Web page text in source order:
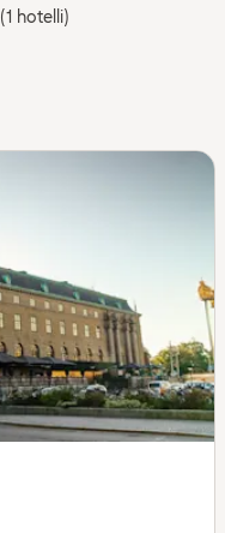
(1 hotelli)